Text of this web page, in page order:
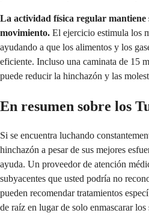
La actividad física regular mantiene
movimiento. El ejercicio estimula los
ayudando a que los alimentos y los
eficiente. Incluso una caminata de 15
puede reducir la hinchazón y las
En resumen sobre los
Si se encuentra luchando
hinchazón a pesar de sus mejores
ayuda. Un proveedor de atención
subyacentes que usted podría no
pueden recomendar tratamientos
de raíz en lugar de solo enmascarar los